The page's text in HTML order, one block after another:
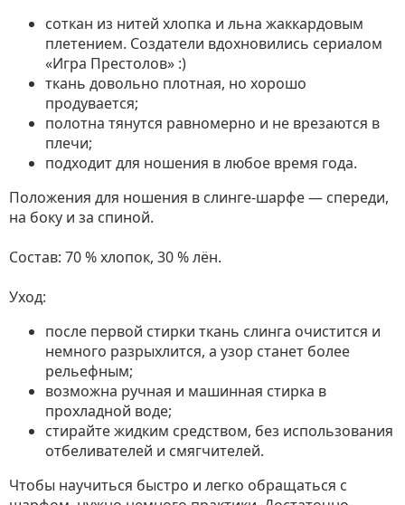
соткан из нитей хлопка и льна жаккардовым
плетением. Создатели вдохновились сериалом
«Игра Престолов» :)
ткань довольно плотная, но хорошо
продувается;
полотна тянутся равномерно и не врезаются в
плечи;
подходит для ношения в любое время года.
Положения для ношения в слинге-шарфе — спереди,
на боку и за спиной.
Состав: 70 % хлопок, 30 % лён.
Уход:
после первой стирки ткань слинга очистится и
немного разрыхлится, а узор станет более
рельефным;
возможна ручная и машинная стирка в
прохладной воде;
стирайте жидким средством, без использования
отбеливателей и смягчителей.
Чтобы научиться быстро и легко обращаться с